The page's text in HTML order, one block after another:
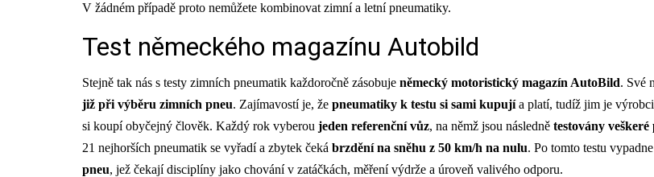
V žádném případě proto nemůžete kombinovat zimní a letní pneumatiky.
Test německého magazínu Autobild
Stejně tak nás s testy zimních pneumatik každoročně zásobuje německý motoristický magazín AutoBild. Své
již při výběru zimních pneu. Zajímavostí je, že pneumatiky k testu si sami kupujía platí, tudíž jim je výrobci
si koupí obyčejný člověk. Každý rok vyberou jeden referenční vůz, na němž jsou následně testovány
21 nejhorších pneumatik se vyřadí a zbytek čeká brzdění na sněhu z 50 km/h na nulu. Po tomto testu
pneu, jež čekají disciplíny jako chování v zatáčkách, měření výdrže a úroveň valivého odporu.